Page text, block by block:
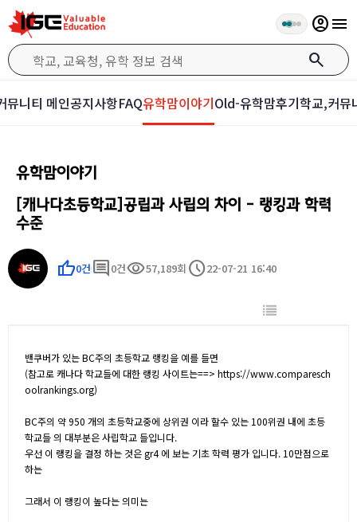
search
account_circlemenu
뮤니티 메인공지사항FAQ유학맘이야기Old-유학맘후기학교,커뮤
유학맘이야기
[캐나다초등학교]공립과 사립의 차이 - 랭킹과 학력
수준
thumb_up0건 comment 0건visibility57,189회 schedule22-07-21 16:40
밴쿠버가 있는 BC주의 초등학교 랭킹을 예를 들면
(참고로 캐나다 학교들에 대한 랭킹 사이트는==> https://www.comparesch
oolrankings.org)
BC주의 약 950 개의 초등학교중에 상위권 이라 할수 있는 100위권 내에 초등
학교들 의 대부분은 사립학교 들입니다.
우선 이 랭킹을 결정 하는 것은 gr4 에 보는 기초 학력 평가 입니다. 10만점으로
하는
그래서 이 랭킹이 높다는 의미는